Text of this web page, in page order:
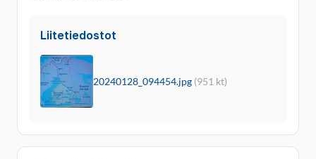
Liitetiedostot
20240128_094454.jpg (951 kt)